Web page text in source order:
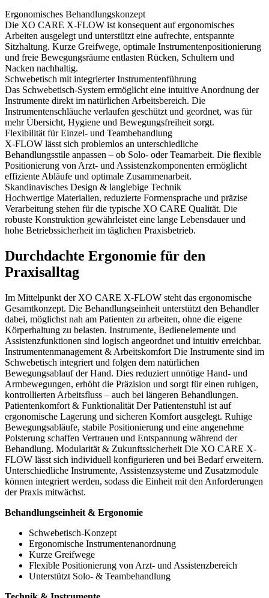
Ergonomisches Behandlungskonzept
Die XO CARE X-FLOW ist konsequent auf ergonomisches
Arbeiten ausgelegt und unterstützt eine aufrechte, entspannte
Sitzhaltung. Kurze Greifwege, optimale Instrumentenpositionierung
und freie Bewegungsräume entlasten Rücken, Schultern und
Nacken nachhaltig.
Schwebetisch mit integrierter Instrumentenführung
Das Schwebetisch-System ermöglicht eine intuitive Anordnung der
Instrumente direkt im natürlichen Arbeitsbereich. Die
Instrumentenschläuche verlaufen geschützt und geordnet, was für
mehr Übersicht, Hygiene und Bewegungsfreiheit sorgt.
Flexibilität für Einzel- und Teambehandlung
X-FLOW lässt sich problemlos an unterschiedliche
Behandlungsstile anpassen – ob Solo- oder Teamarbeit. Die flexible
Positionierung von Arzt- und Assistenzkomponenten ermöglicht
effiziente Abläufe und optimale Zusammenarbeit.
Skandinavisches Design & langlebige Technik
Hochwertige Materialien, reduzierte Formensprache und präzise
Verarbeitung stehen für die typische XO CARE Qualität. Die
robuste Konstruktion gewährleistet eine lange Lebensdauer und
hohe Betriebssicherheit im täglichen Praxisbetrieb.
Durchdachte Ergonomie für den
Praxisalltag
Im Mittelpunkt der XO CARE X-FLOW steht das ergonomische
Gesamtkonzept. Die Behandlungseinheit unterstützt den Behandler
dabei, möglichst nah am Patienten zu arbeiten, ohne die eigene
Körperhaltung zu belasten. Instrumente, Bedienelemente und
Assistenzfunktionen sind logisch angeordnet und intuitiv erreichbar.
Instrumentenmanagement & Arbeitskomfort Die Instrumente sind im
Schwebetisch integriert und folgen dem natürlichen
Bewegungsablauf der Hand. Dies reduziert unnötige Hand- und
Armbewegungen, erhöht die Präzision und sorgt für einen ruhigen,
kontrollierten Arbeitsfluss – auch bei längeren Behandlungen.
Patientenkomfort & Funktionalität Der Patientenstuhl ist auf
ergonomische Lagerung und sicheren Komfort ausgelegt. Ruhige
Bewegungsabläufe, stabile Positionierung und eine angenehme
Polsterung schaffen Vertrauen und Entspannung während der
Behandlung. Modularität & Zukunftssicherheit Die XO CARE X-
FLOW lässt sich individuell konfigurieren und bei Bedarf erweitern.
Unterschiedliche Instrumente, Assistenzsysteme und Zusatzmodule
können integriert werden, sodass die Einheit mit den Anforderungen
der Praxis mitwächst.
Behandlungseinheit & Ergonomie
Schwebetisch-Konzept
Ergonomische Instrumentenanordnung
Kurze Greifwege
Flexible Positionierung von Arzt- und Assistenzbereich
Unterstützt Solo- & Teambehandlung